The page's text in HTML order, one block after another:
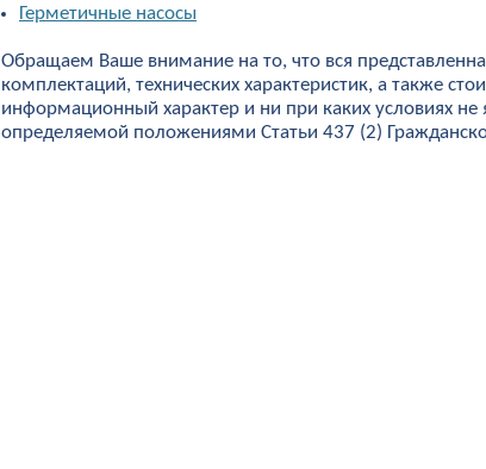
Герметичные насосы
Обращаем Ваше внимание на то, что вся
комплектаций, технических характеристик, а также
информационный характер и ни при каких условиях не
определяемой положениями Статьи 437 (2)